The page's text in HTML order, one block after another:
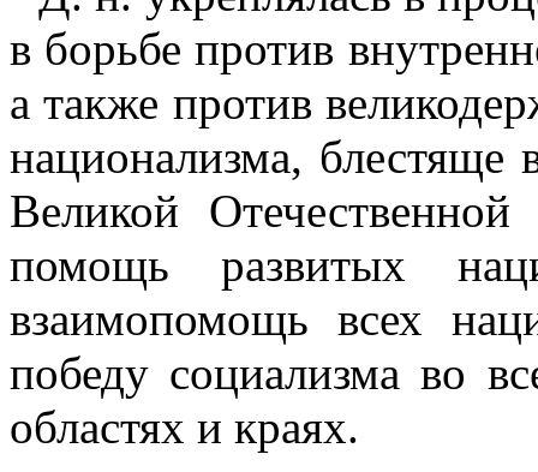
в борьбе против
а также против
национализма, блестяще
Великой
помощь развитых
взаимопомощь всех
победу социализма во
областях и краях.